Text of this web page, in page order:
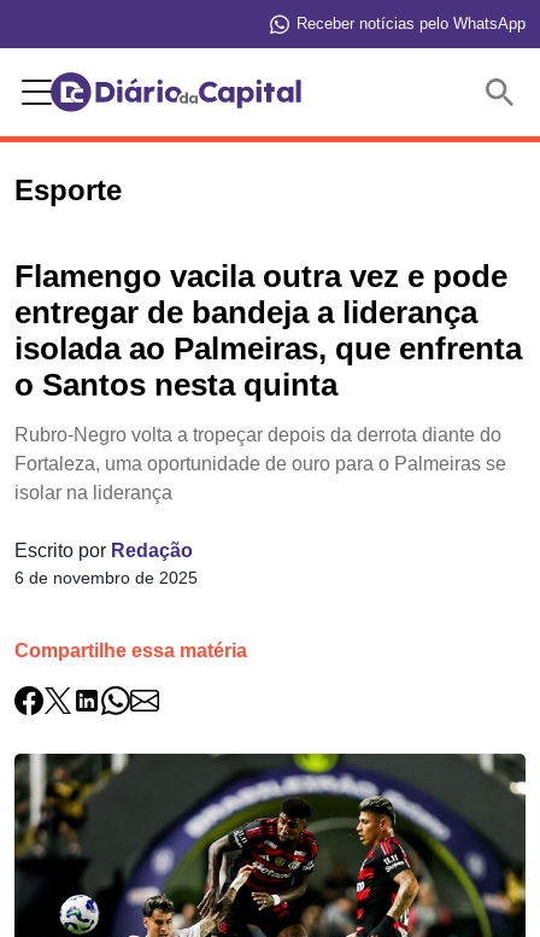
Receber notícias pelo WhatsApp
Esporte
Flamengo vacila outra vez e pode
entregar de bandeja a liderança
isolada ao Palmeiras, que enfrenta
o Santos nesta quinta
Rubro-Negro volta a tropeçar depois da derrota diante do
Fortaleza, uma oportunidade de ouro para o Palmeiras se
isolar na liderança
Escrito por Redação
6 de novembro de 2025
Compartilhe essa matéria